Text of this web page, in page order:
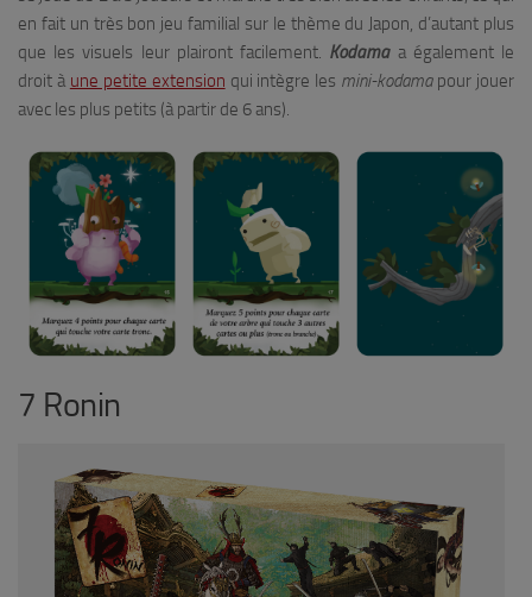
en fait un très bon jeu familial sur le thème du Japon, d’autant plus
que les visuels leur plairont facilement. Kodamaa également le
droit à une petite extension qui intègre les mini-kodamapour jouer
avec les plus petits (à partir de 6 ans).
7 Ronin